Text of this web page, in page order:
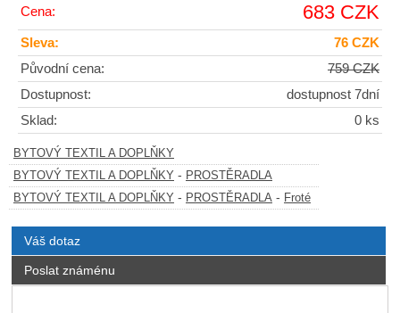
Cena: 683 CZK
Sleva:
76 CZK
Původní cena:
759 CZK
Dostupnost:
dostupnost 7dní
Sklad:
0 ks
BYTOVÝ TEXTIL A DOPLŇKY
BYTOVÝ TEXTIL A DOPLŇKY - PROSTĚRADLA
BYTOVÝ TEXTIL A DOPLŇKY - PROSTĚRADLA - Froté
Váš dotaz
Poslat známénu